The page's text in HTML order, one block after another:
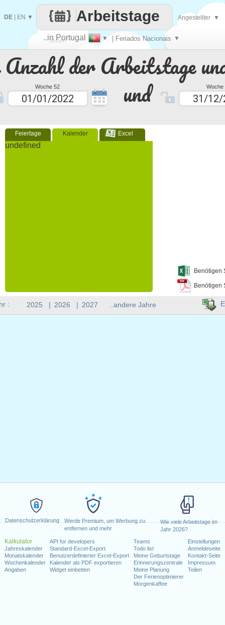
Datenschutzerklärung
Werde Premium, um Werbung zu
entfernen und mehr
Wie viele Arbeitstage im
Jahr 2026?
Kalkulator
Jahreskalender
Monatskalender
Wochenkalender
Angaben
API for developers
Standard-Excel-Export
Benutzerdefinierter Excel-Export
Kalender als PDF exportieren
Widget einbetten
Teams
Todo list
Meine Geburtstage
Erinnerungszentrale
Meine Planung
Der Ferienoptimierer
Morgenkaffee
Einstellungen
Anmeldeseite
Kontakt-Seite
Impressum
Teilen
Anzahl der Arbeitstage
Woche 52 und Woche
Feiertage Kalender Excel
undefined
Benötigen
Benötigen
Jeden
Tag
..in Portugal ▼ | Feriados Nacionais ▼
Arbeitstage
DE EN ▼ Angestellter ▼
: 2025 | 2026 | 2027 ..andere Jahre